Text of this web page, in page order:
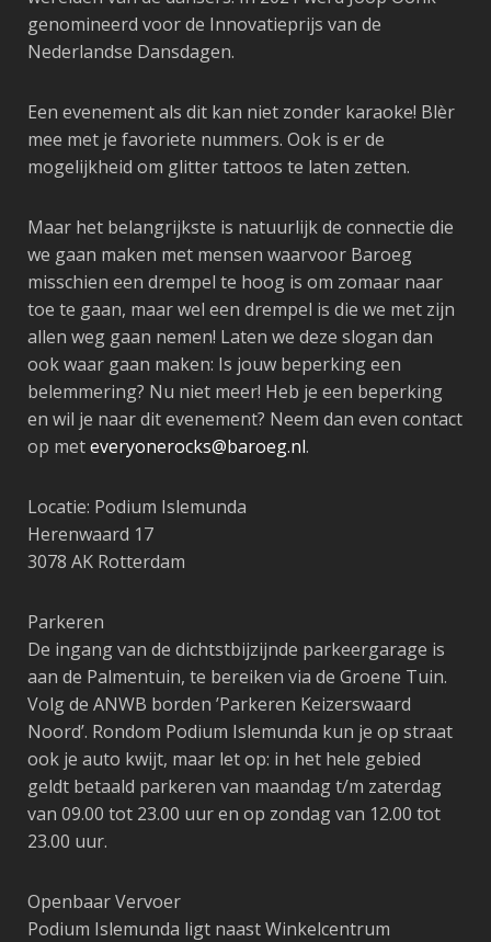
genomineerd voor de Innovatieprijs van de
Nederlandse Dansdagen.
Een evenement als dit kan niet zonder karaoke! Blèr
mee met je favoriete nummers. Ook is er de
mogelijkheid om glitter tattoos te laten zetten.
Maar het belangrijkste is natuurlijk de connectie die
we gaan maken met mensen waarvoor Baroeg
misschien een drempel te hoog is om zomaar naar
toe te gaan, maar wel een drempel is die we met zijn
allen weg gaan nemen! Laten we deze slogan dan
ook waar gaan maken: Is jouw beperking een
belemmering? Nu niet meer! Heb je een beperking
en wil je naar dit evenement? Neem dan even contact
op meteveryonerocks@baroeg.nl.
Locatie: Podium Islemunda
Herenwaard 17
3078 AK Rotterdam
Parkeren
De ingang van de dichtstbijzijnde parkeergarage is
aan de Palmentuin, te bereiken via de Groene Tuin.
Volg de ANWB borden ’Parkeren Keizerswaard
Noord’. Rondom Podium Islemunda kun je op straat
ook je auto kwijt, maar let op: in het hele gebied
geldt betaald parkeren van maandag t/m zaterdag
van 09.00 tot 23.00 uur en op zondag van 12.00 tot
23.00 uur.
Openbaar Vervoer
Podium Islemunda ligt naast Winkelcentrum